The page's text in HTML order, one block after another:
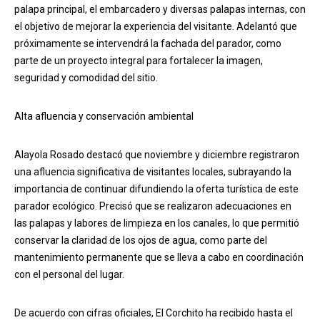
palapa principal, el embarcadero y diversas palapas internas, con
el objetivo de mejorar la experiencia del visitante. Adelantó que
próximamente se intervendrá la fachada del parador, como
parte de un proyecto integral para fortalecer la imagen,
seguridad y comodidad del sitio.
Alta afluencia y conservación ambiental
Alayola Rosado destacó que noviembre y diciembre registraron
una afluencia significativa de visitantes locales, subrayando la
importancia de continuar difundiendo la oferta turística de este
parador ecológico. Precisó que se realizaron adecuaciones en
las palapas y labores de limpieza en los canales, lo que permitió
conservar la claridad de los ojos de agua, como parte del
mantenimiento permanente que se lleva a cabo en coordinación
con el personal del lugar.
De acuerdo con cifras oficiales, El Corchito ha recibido hasta el